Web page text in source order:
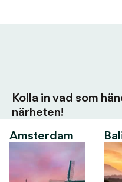
Kolla in vad som
närheten!
Amsterdam